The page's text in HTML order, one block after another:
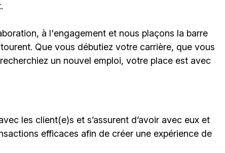
à l'engagement et nous plaçons la barre
Que vous débutiez votre carrière, que vous
un nouvel emploi, votre place est avec
les client(e)s et s’assurent d’avoir avec eux et
efficaces afin de créer une expérience de